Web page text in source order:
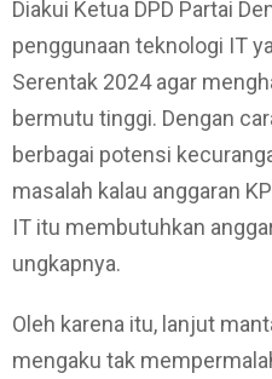
Diakui Ketua DPD Partai
penggunaan teknologi IT
Serentak 2024 agar
bermutu tinggi. Dengan
berbagai potensi
masalah kalau anggaran
IT itu membutuhkan
ungkapnya.
Oleh karena itu, lanjut
mengaku tak